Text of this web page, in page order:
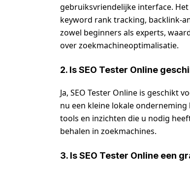
gebruiksvriendelijke interface.
keyword rank tracking, backlink-
zowel beginners als experts,
over zoekmachineoptimalisatie.
2. Is SEO Tester Online
Ja, SEO Tester Online is geschikt
nu een kleine lokale
tools en inzichten die u nodig
behalen in zoekmachines.
3. Is SEO Tester Online een